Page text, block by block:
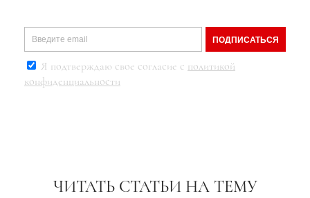
ПОДПИСАТЬСЯ
Я подтверждаю свое согласие с политикой
конфиденциальности
ЧИТАТЬ СТАТЬИ НА ТЕМУ